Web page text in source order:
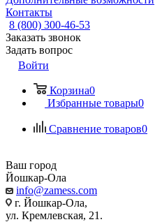
Контакты
8 (800) 300-46-53
Заказать звонок
Задать вопрос
Войти
Корзина0
Избранные товары0
Сравнение товаров0
Ваш город
Йошкар-Ола
info@zamess.com
г. Йошкар-Ола,
ул. Кремлевская, 21.